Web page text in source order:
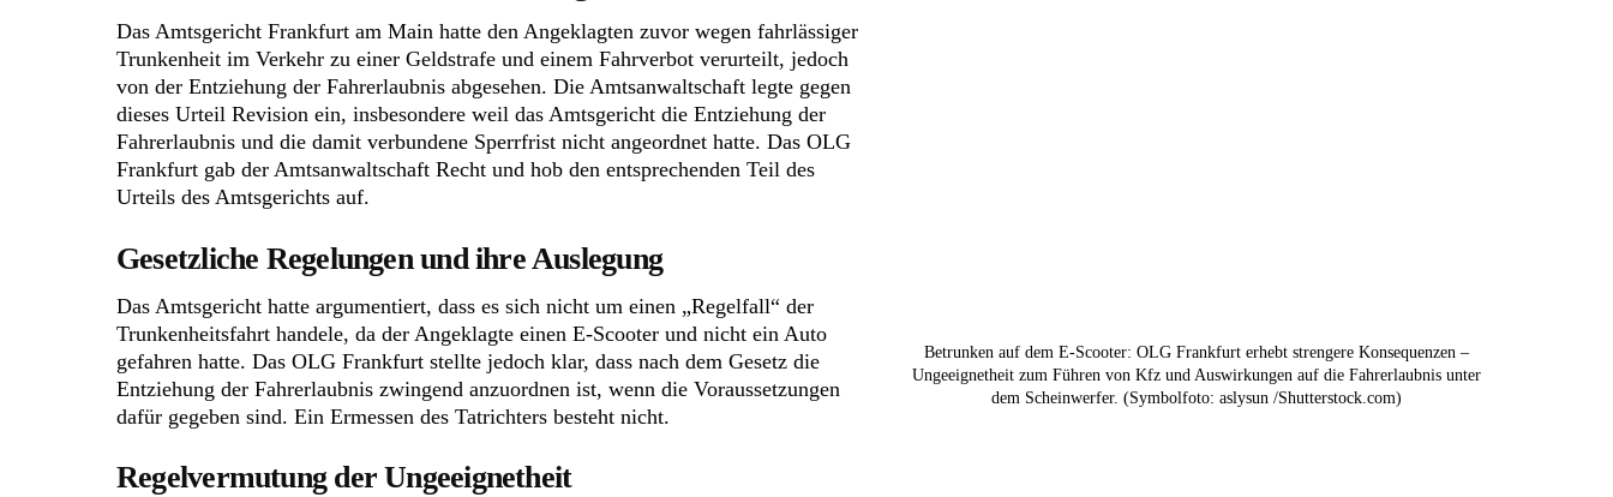
Betrunken auf dem E-Scooter: OLG Frankfurt erhebt strengere Konsequenzen –
Ungeeignetheit zum Führen von Kfz und Auswirkungen auf die Fahrerlaubnis unter
dem Scheinwerfer. (Symbolfoto: aslysun /Shutterstock.com)
Das Amtsgericht Frankfurt am Main hatte den Angeklagten zuvor wegen fahrlässiger
Trunkenheit im Verkehr zu einer Geldstrafe und einem Fahrverbot verurteilt, jedoch
von der Entziehung der Fahrerlaubnis abgesehen. Die Amtsanwaltschaft legte gegen
dieses Urteil Revision ein, insbesondere weil das Amtsgericht die Entziehung der
Fahrerlaubnis und die damit verbundene Sperrfrist nicht angeordnet hatte. Das OLG
Frankfurt gab der Amtsanwaltschaft Recht und hob den entsprechenden Teil des
Urteils des Amtsgerichts auf.
Gesetzliche Regelungen und ihre Auslegung
Das Amtsgericht hatte argumentiert, dass es sich nicht um einen „Regelfall“ der
Trunkenheitsfahrt handele, da der Angeklagte einen E-Scooter und nicht ein Auto
gefahren hatte. Das OLG Frankfurt stellte jedoch klar, dass nach dem Gesetz die
Entziehung der Fahrerlaubnis zwingend anzuordnen ist, wenn die Voraussetzungen
dafür gegeben sind. Ein Ermessen des Tatrichters besteht nicht.
Regelvermutung der Ungeeignetheit